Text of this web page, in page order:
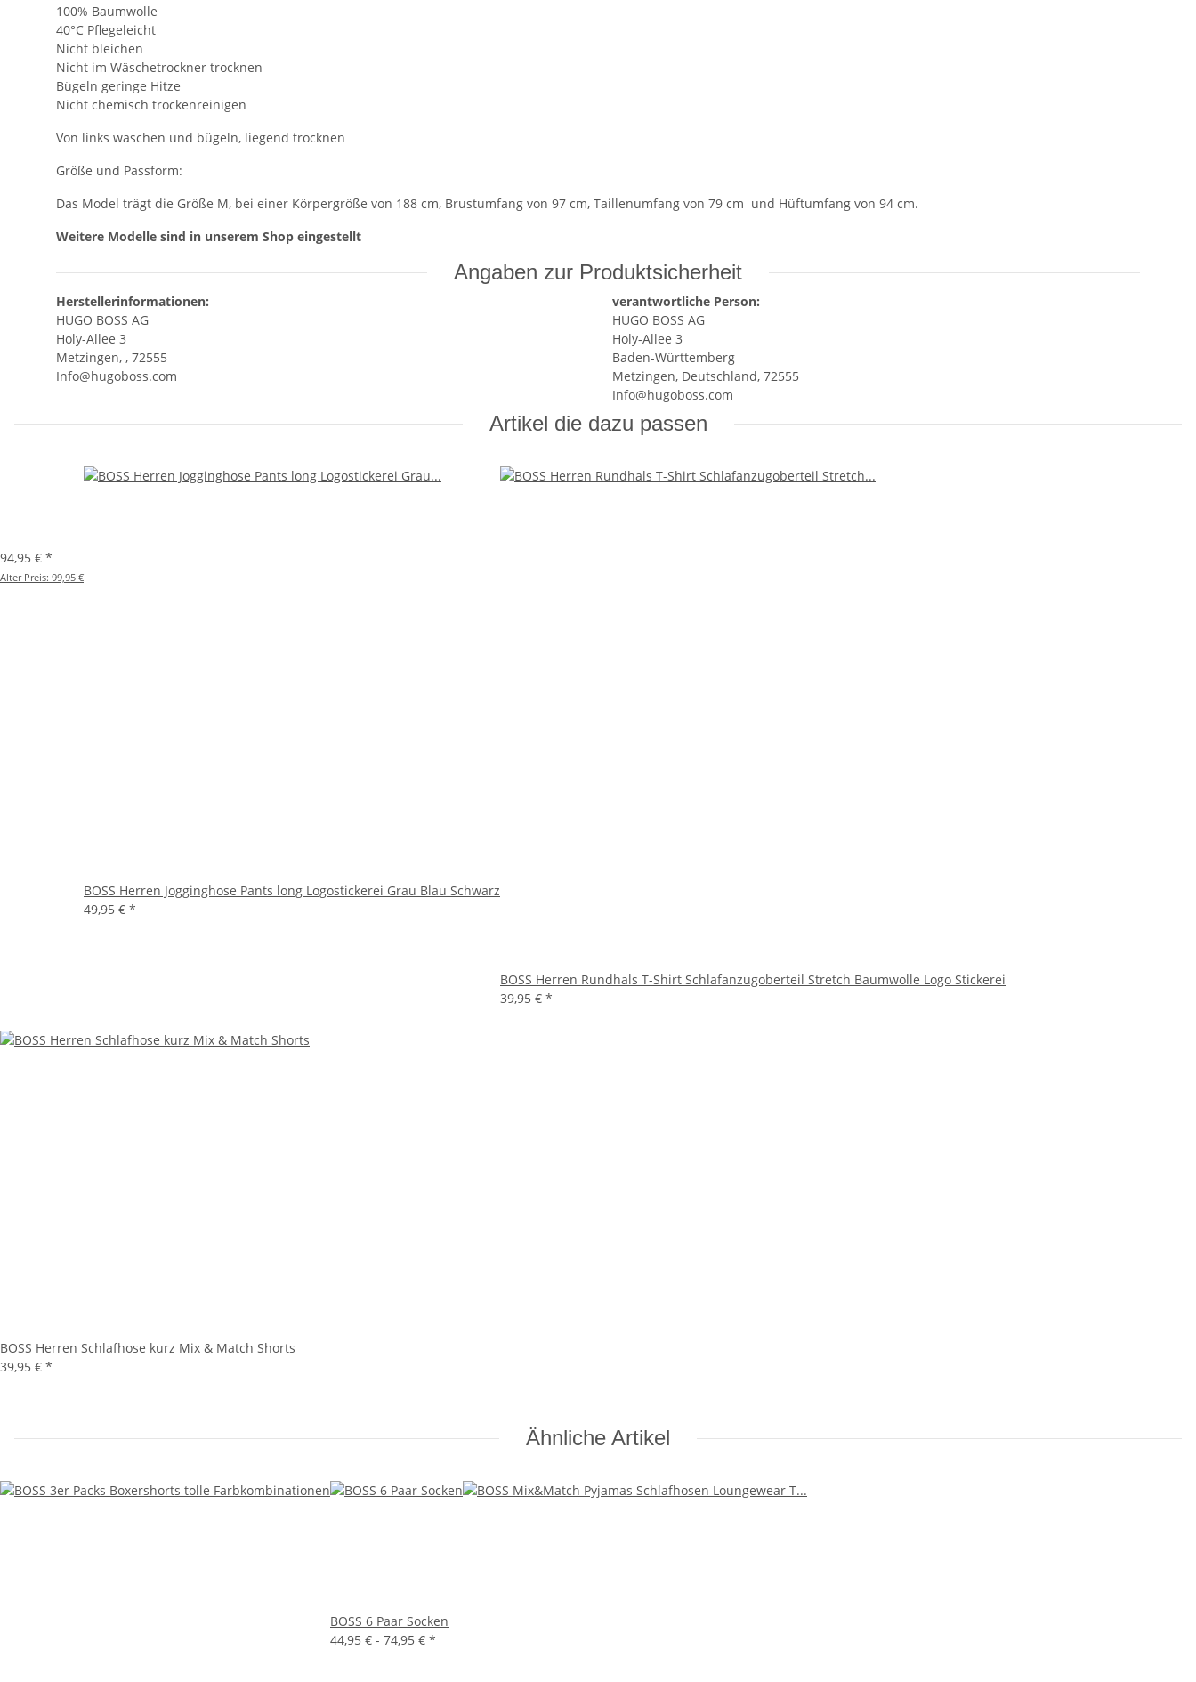
100% Baumwolle
40°C Pflegeleicht
Nicht bleichen
Nicht im Wäschetrockner trocknen
Bügeln geringe Hitze
Nicht chemisch trockenreinigen
Von links waschen und bügeln, liegend trocknen
Größe und Passform:
Das Model trägt die Größe M, bei einer Körpergröße von 188 cm, Brustumfang von 97 cm, Taillenumfang von 79 cm und Hüftumfang von 94 cm.
Weitere Modelle sind in unserem Shop eingestellt
Angaben zur Produktsicherheit
Herstellerinformationen:
HUGO BOSS AG
Holy-Allee 3
Metzingen, , 72555
Info@hugoboss.com
verantwortliche Person:
HUGO BOSS AG
Holy-Allee 3
Baden-Württemberg
Metzingen, Deutschland, 72555
Info@hugoboss.com
Artikel die dazu passen
94,95 € *
Alter Preis: 99,95 €
BOSS Herren Jogginghose Pants long Logostickerei Grau Blau Schwarz
49,95 € *
BOSS Herren Rundhals T-Shirt Schlafanzugoberteil Stretch Baumwolle Logo Stickerei
39,95 € *
BOSS Herren Schlafhose kurz Mix & Match Shorts
39,95 € *
Ähnliche Artikel
BOSS 6 Paar Socken
44,95 € - 74,95 € *